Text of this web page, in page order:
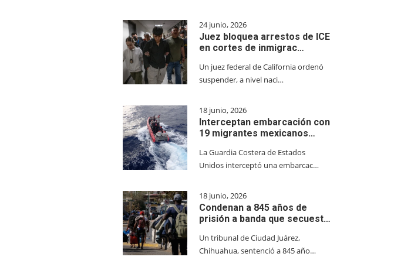
24 junio, 2026
Juez bloquea arrestos de ICE
en cortes de inmigrac…
Un juez federal de California ordenó
suspender, a nivel naci…
18 junio, 2026
Interceptan embarcación con
19 migrantes mexicanos…
La Guardia Costera de Estados
Unidos interceptó una embarcac…
18 junio, 2026
Condenan a 845 años de
prisión a banda que secuest…
Un tribunal de Ciudad Juárez,
Chihuahua, sentenció a 845 año…